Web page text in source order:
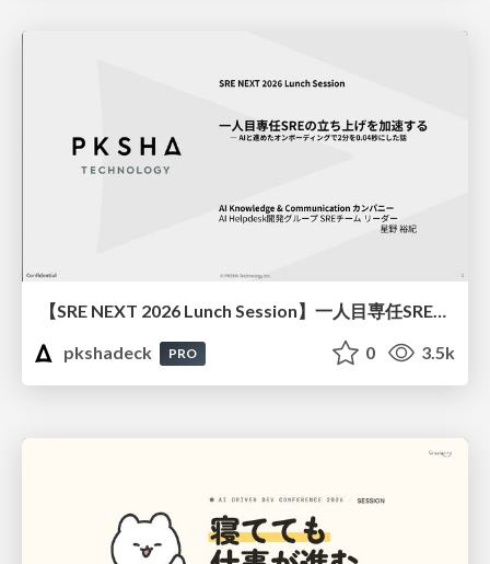
【SRE NEXT 2026 Lunch Session】一人目専任SREの立ち上げを加速する ― AIと進めたオンボーディングで2分を0.04秒にした話
pkshadeck
PRO 0 3.5k